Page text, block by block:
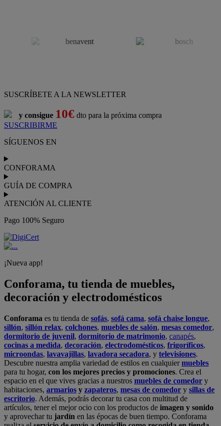
SUSCRÍBETE A LA NEWSLETTER
y consigue 10€ dto para la próxima compra
SUSCRIBIRME
SÍGUENOS EN
CONFORAMA
GUÍA DE COMPRA
ATENCIÓN AL CLIENTE
Pago 100% Seguro
¡Nueva app!
Conforama, tu tienda de muebles,
decoración y electrodomésticos
Conforama es tu tienda de sofás, sofá cama, sofá chaise longue,
sillón, sillón relax, colchones, muebles de salón, mesas comedor,
dormitorio de juvenil, dormitorio de matrimonio, canapés,
cocinas a medida, decoración, electrodomésticos, frigoríficos,
microondas, lavavajillas, lavadora secadora, y televisiones.
Descubre nuestra amplia variedad de estilos en cualquiermuebles
para tu hogar, con los mejores precios y promociones. Crea el
espacio en el que vives gracias a nuestros muebles de comedor y
habitaciones, armarios y zapateros, mesas de comedor y sillas de
escritorio. Además, podrás decorar tu casa con multitud de
artículos, tener el mejor ocio con los productos de imagen y sonido
y aprovechar tu jardín en las épocas de buen tiempo. Conforama